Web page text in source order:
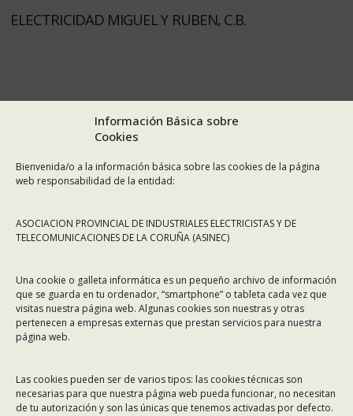
Información Básica sobre
Cookies
Bienvenida/o a la información básica sobre las cookies de la página
web responsabilidad de la entidad:
ASOCIACION PROVINCIAL DE INDUSTRIALES ELECTRICISTAS Y DE
TELECOMUNICACIONES DE LA CORUÑA (ASINEC)
Una cookie o galleta informática es un pequeño archivo de información
que se guarda en tu ordenador, “smartphone” o tableta cada vez que
visitas nuestra página web. Algunas cookies son nuestras y otras
pertenecen a empresas externas que prestan servicios para nuestra
página web.
Las cookies pueden ser de varios tipos: las cookies técnicas son
necesarias para que nuestra página web pueda funcionar, no necesitan
de tu autorización y son las únicas que tenemos activadas por defecto.
ELECTRICIDAD MIGUEL Y RUBEN, C.B.